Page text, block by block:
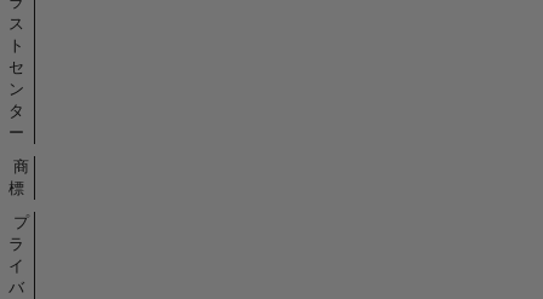
ス
ト
セ
ン
タ
ー
商
標
プ
ラ
イ
バ